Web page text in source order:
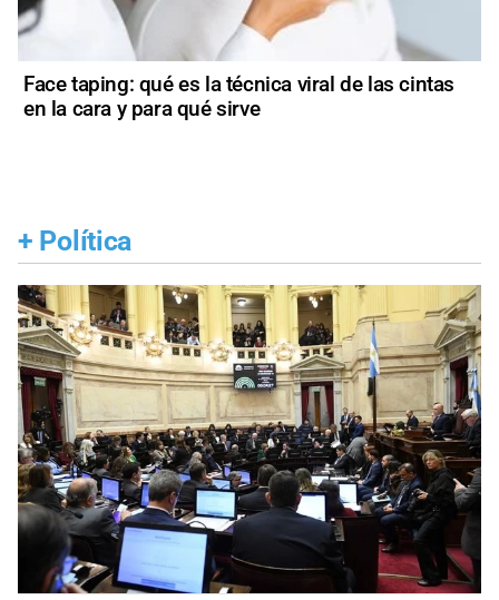
Face taping: qué es la técnica viral de las cintas
en la cara y para qué sirve
+ Política